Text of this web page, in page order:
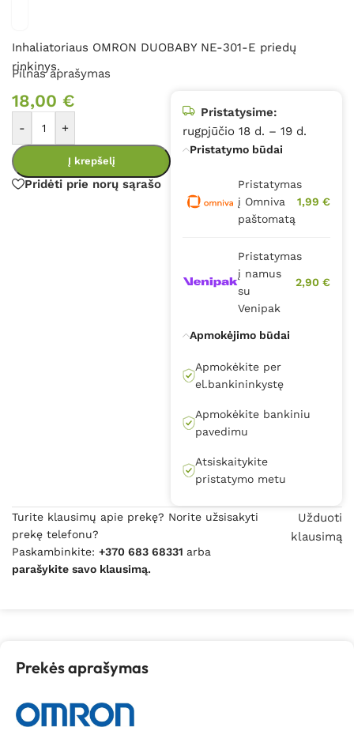
Inhaliatoriaus OMRON DUOBABY NE-301-E priedų
rinkinys.
Pilnas aprašymas
18,00 €
- +
Į krepšelį
Pridėti prie norų sąrašo
Pristatysime:
rugpjūčio 18 d. – 19 d.
Pristatymo būdai
Pristatymas
į Omniva
paštomatą
1,99 €
Pristatymas
į namus
su
Venipak
2,90 €
Apmokėjimo būdai
Apmokėkite per
el.bankininkystę
Apmokėkite bankiniu
pavedimu
Atsiskaitykite
pristatymo metu
Turite klausimų apie prekę? Norite užsisakyti
prekę telefonu?
Paskambinkite: +370 683 68331 arba
parašykite savo klausimą.
Užduoti
klausimą
Prekės aprašymas